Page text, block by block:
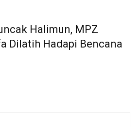
Halimun, MPZ
Dilatih Hadapi Bencana